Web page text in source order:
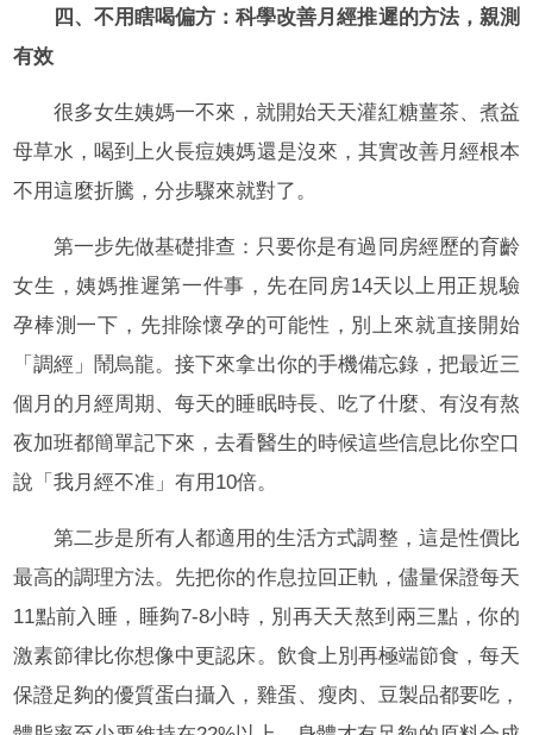
四、不用瞎喝偏方：科學改善月經推遲的方法，親測
有效
很多女生姨媽一不來，就開始天天灌紅糖薑茶、煮益
母草水，喝到上火長痘姨媽還是沒來，其實改善月經根本
不用這麼折騰，分步驟來就對了。
第一步先做基礎排查：只要你是有過同房經歷的育齡
女生，姨媽推遲第一件事，先在同房14天以上用正規驗
孕棒測一下，先排除懷孕的可能性，別上來就直接開始
「調經」鬧烏龍。接下來拿出你的手機備忘錄，把最近三
個月的月經周期、每天的睡眠時長、吃了什麼、有沒有熬
夜加班都簡單記下來，去看醫生的時候這些信息比你空口
說「我月經不准」有用10倍。
第二步是所有人都適用的生活方式調整，這是性價比
最高的調理方法。先把你的作息拉回正軌，儘量保證每天
11點前入睡，睡夠7-8小時，別再天天熬到兩三點，你的
激素節律比你想像中更認床。飲食上別再極端節食，每天
保證足夠的優質蛋白攝入，雞蛋、瘦肉、豆製品都要吃，